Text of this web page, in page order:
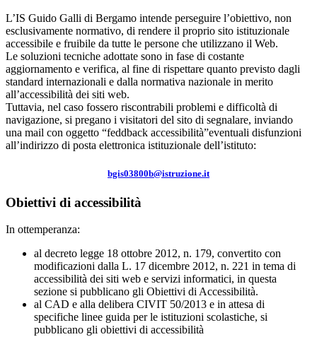
L’IS Guido Galli di Bergamo intende perseguire l’obiettivo, non
esclusivamente normativo, di rendere il proprio sito istituzionale
accessibile e fruibile da tutte le persone che utilizzano il Web.
Le soluzioni tecniche adottate sono in fase di costante
aggiornamento e verifica, al fine di rispettare quanto previsto dagli
standard internazionali e dalla normativa nazionale in merito
all’accessibilità dei siti web.
Tuttavia, nel caso fossero riscontrabili problemi e difficoltà di
navigazione, si pregano i visitatori del sito di segnalare, inviando
una mail con oggetto “feddback accessibilità”eventuali disfunzioni
all’indirizzo di posta elettronica istituzionale dell’istituto:
bgis03800b@istruzione.it
Obiettivi di accessibilità
In ottemperanza:
al decreto legge 18 ottobre 2012, n. 179, convertito con
modificazioni dalla L. 17 dicembre 2012, n. 221 in tema di
accessibilità dei siti web e servizi informatici, in questa
sezione si pubblicano gli Obiettivi di Accessibilità.
al CAD e alla delibera CIVIT 50/2013 e in attesa di
specifiche linee guida per le istituzioni scolastiche, si
pubblicano gli obiettivi di accessibilità